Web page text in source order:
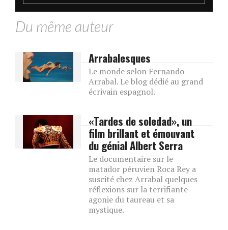
Du même auteur
Arrabalesques
Le monde selon Fernando
Arrabal. Le blog dédié au grand
écrivain espagnol.
«Tardes de soledad», un
film brillant et émouvant
du génial Albert Serra
Le documentaire sur le
matador péruvien Roca Rey a
suscité chez Arrabal quelques
réflexions sur la terrifiante
agonie du taureau et sa
mystique.